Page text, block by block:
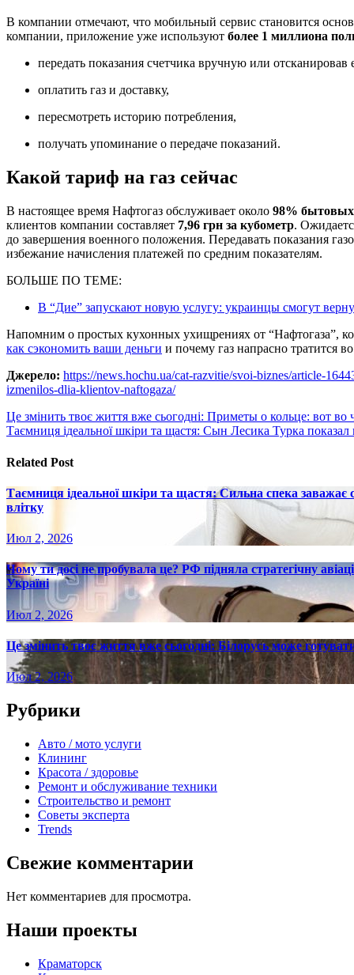
В компании отмечают, что мобильный сервис становится
компании, приложение уже используют более 1 миллиона
передать показания счетчика вручную или
оплатить газ и доставку,
пересмотреть историю потребления,
получать упоминание о передаче показаний.
Какой тариф на газ сейчас
В настоящее время Нафтогаз обслуживает около 98% бытовых
клиентов компании составляет 7,96 грн за кубометр.
до завершения военного положения. Передавать показания
избежание начисления платежей по средним показателям.
БОЛЬШЕ ПО ТЕМЕ:
В “Дие” запускают новую услугу: украинцы смогут
Напомним о простых кухонных ухищрениях от “Нафтогаза”,
как сэкономить ваши деньги и почему газ напрасно тратится
Джерело: https://news.hochu.ua/cat-razvitie/svoi-biznes/article-
izmenilos-dlia-klientov-naftogaza/
Навигация
по
записям
Це змінить твоє життя вже сьогодні: Приметы о кольце: вот
Таємниця ідеальної шкіри та щастя: Сын Лесика Турка
Related Post
Таємниця ідеальної шкіри та щастя: Сильна спека
влітку
Июл 2, 2026
Чому ти досі не пробувала це? РФ підняла стратегічну
Україні
Июл 2, 2026
Це змінить твоє життя вже сьогодні: Білорусь може
Июл 2, 2026
Рубрики
Авто / мото услуги
Клининг
Красота / здоровье
Ремонт и обслуживание техники
Строительство и ремонт
Советы эксперта
Trends
Свежие комментарии
Нет комментариев для просмотра.
Наши проекты
Краматорск